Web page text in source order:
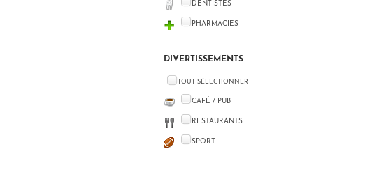
DENTISTES
PHARMACIES
DIVERTISSEMENTS
TOUT SÉLECTIONNER
CAFÉ / PUB
RESTAURANTS
SPORT